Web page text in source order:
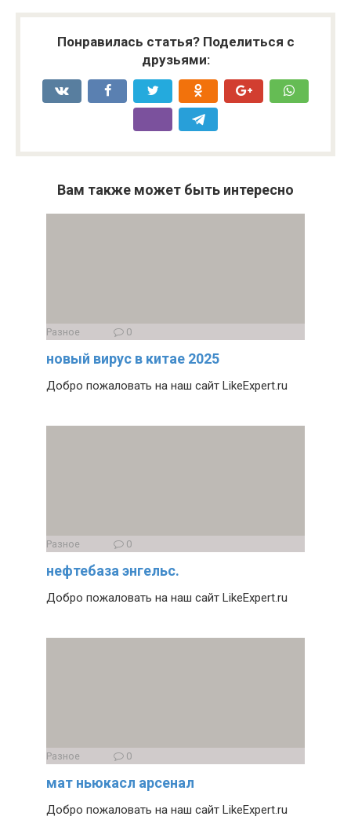
Понравилась статья? Поделиться с
друзьями:
Вам также может быть интересно
Разное 0
новый вирус в китае 2025
Добро пожаловать на наш сайт LikeExpert.ru
Разное 0
нефтебаза энгельс.
Добро пожаловать на наш сайт LikeExpert.ru
Разное 0
мат ньюкасл арсенал
Добро пожаловать на наш сайт LikeExpert.ru